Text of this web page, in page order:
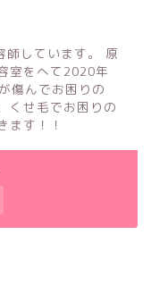
師しています。 原
室をへて2020年
傷んでお困りの
くせ毛でお困りの
ます！！